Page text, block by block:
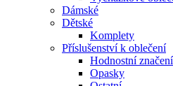
Dámské
Dětské
Komplety
Příslušenství k oblečení
Hodnostní značení
Opasky